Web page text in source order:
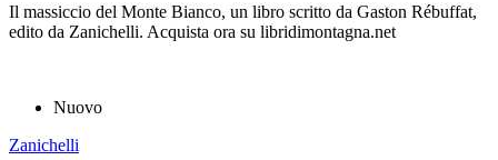
Il massiccio del Monte Bianco, un libro scritto da Gaston Rébuffat,
edito da Zanichelli. Acquista ora su libridimontagna.net
Nuovo
Zanichelli